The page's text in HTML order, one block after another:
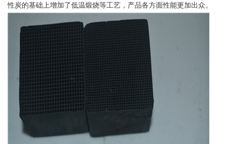
性炭的基础上增加了低温煅烧等工艺，产品各方面性能更加出众。